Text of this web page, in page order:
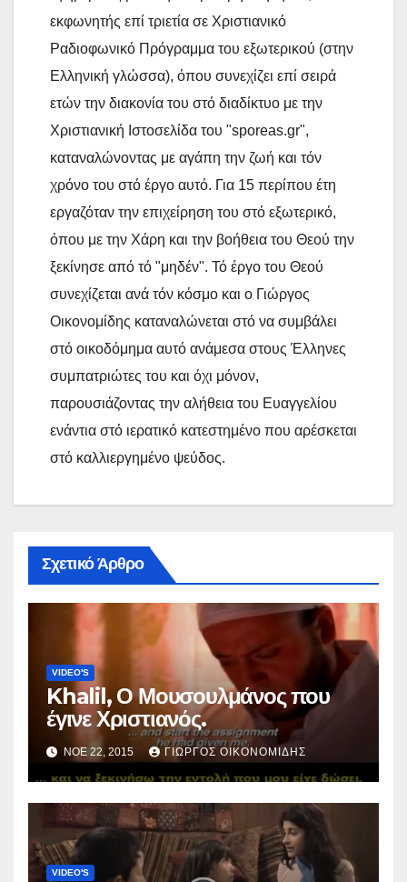
εκφωνητής επί τριετία σε Χριστιανικό
Ραδιοφωνικό Πρόγραμμα του εξωτερικού (στην
Ελληνική γλώσσα), όπου συνεχίζει επί σειρά
ετών την διακονία του στό διαδίκτυο με την
Χριστιανική Ιστοσελίδα του "sporeas.gr",
καταναλώνοντας με αγάπη την ζωή και τόν
χρόνο του στό έργο αυτό. Για 15 περίπου έτη
εργαζόταν την επιχείρηση του στό εξωτερικό,
όπου με την Χάρη και την βοήθεια του Θεού την
ξεκίνησε από τό "μηδέν". Τό έργο του Θεού
συνεχίζεται ανά τόν κόσμο και ο Γιώργος
Οικονομίδης καταναλώνεται στό να συμβάλει
στό οικοδόμημα αυτό ανάμεσα στους Έλληνες
συμπατριώτες του και όχι μόνον,
παρουσιάζοντας την αλήθεια του Ευαγγελίου
ενάντια στό ιερατικό κατεστημένο που αρέσκεται
στό καλλιεργημένο ψεύδος.
Σχετικό Άρθρο
VIDEO'S
Khalil, Ο Μουσουλμάνος που
έγινε Χριστιανός.
ΝΟΈ 22, 2015 ΓΙΏΡΓΟΣ ΟΙΚΟΝΟΜΊΔΗΣ
VIDEO'S